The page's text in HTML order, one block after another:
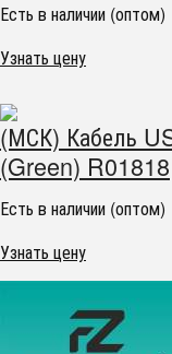
Есть в наличии (оптом)
Узнать цену
(МСК) Кабель
(Green) R01818
Есть в наличии (оптом)
Узнать цену